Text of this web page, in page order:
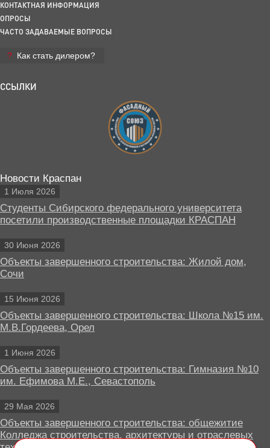
КОНТАКТНАЯ ИНФОРМАЦИЯ
ОПРОСЫ
ЧАСТО ЗАДАВАЕМЫЕ ВОПРОСЫ
Как стать дилером?
ССЫЛКИ
Новости Краспан
1 Июля 2026
Студенты Сибирского федерального университета
посетили производственные площадки КРАСПАН
30 Июня 2026
Объекты завершенного строительства: Жилой дом,
Сочи
15 Июня 2026
Объекты завершенного строительства: Школа №15 им.
М.В.Гордеева, Орел
1 Июня 2026
Объекты завершенного строительства: Гимназия №10
им. Ефимова М.Е., Севастополь
29 Мая 2026
Объекты завершенного строительства: общежитие
Колледжа строительства, архитектуры и отраслевых